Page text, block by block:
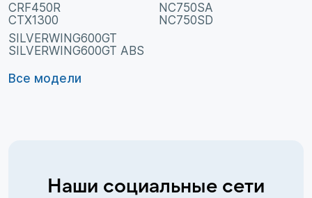
CRF450R
CTX1300
NC750SA
NC750SD
SILVERWING600GT
SILVERWING600GT ABS
Все модели
Наши социальные сети